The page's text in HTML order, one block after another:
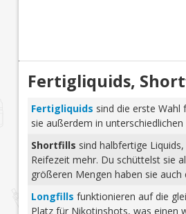
Fertigliquids,
Fertigliquids sind die erste Wahl
sie außerdem in
Shortfills sind halbfertige
Reifezeit mehr. Du schüttelst sie
größeren Mengen haben sie
Longfills funktionieren auf die
Platz für Nikotinshots, was einen